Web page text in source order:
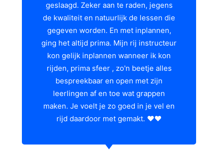
geslaagd. Zeker aan te raden, jegens
de kwaliteit en natuurlijk de lessen die
gegeven worden. En met inplannen,
ging het altijd prima. Mijn rij instructeur
kon gelijk inplannen wanneer ik kon
rijden, prima sfeer , zo'n beetje alles
bespreekbaar en open met zijn
leerlingen af en toe wat grappen
maken. Je voelt je zo goed in je vel en
rijd daardoor met gemakt. ❤❤